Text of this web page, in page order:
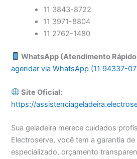
11 3843-8722
11 3971-8804
11 2762-1480
WhatsApp (Atendimento
agendar via WhatsApp (11 94337-
Site Oficial:
https://
Sua geladeira merece cuidados
Electroserve, você tem a garantia
especializado, orçamento